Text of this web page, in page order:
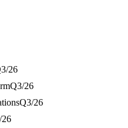
26
Q3/26
Q3/26